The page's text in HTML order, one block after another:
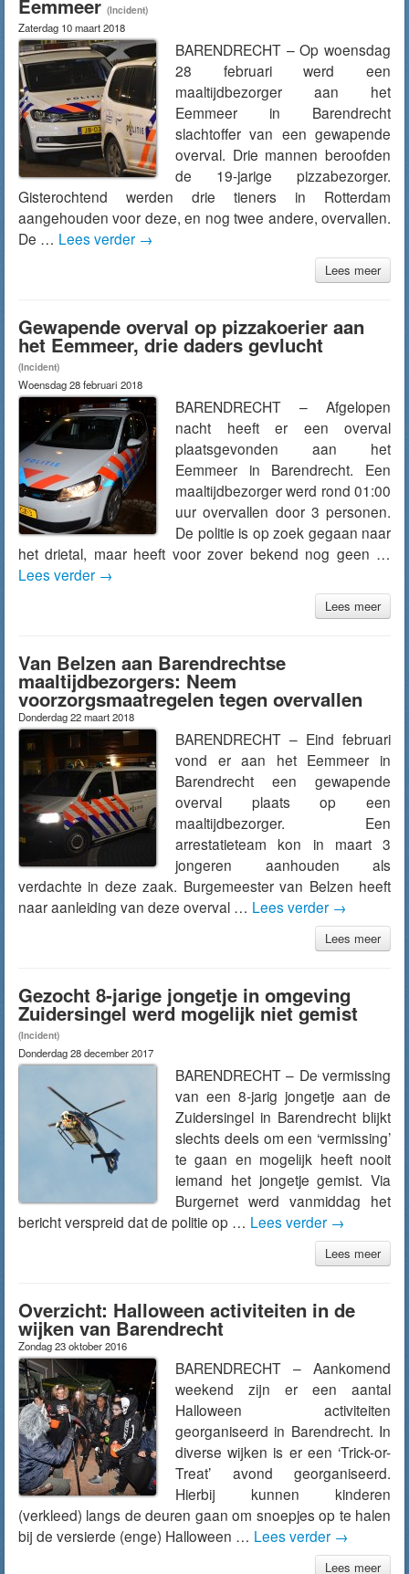
Eemmeer (Incident)
Zaterdag 10 maart 2018
BARENDRECHT – Op woensdag
28 februari werd een
maaltijdbezorger aan het
Eemmeer in Barendrecht
slachtoffer van een gewapende
overval. Drie mannen beroofden
de 19-jarige pizzabezorger.
Gisterochtend werden drie tieners in Rotterdam
aangehouden voor deze, en nog twee andere, overvallen.
De … Lees verder →
Lees meer
Gewapende overval op pizzakoerier aan
het Eemmeer, drie daders gevlucht
(Incident)
Woensdag 28 februari 2018
BARENDRECHT – Afgelopen
nacht heeft er een overval
plaatsgevonden aan het
Eemmeer in Barendrecht. Een
maaltijdbezorger werd rond 01:00
uur overvallen door 3 personen.
De politie is op zoek gegaan naar
het drietal, maar heeft voor zover bekend nog geen …
Lees verder →
Lees meer
Van Belzen aan Barendrechtse
maaltijdbezorgers: Neem
voorzorgsmaatregelen tegen overvallen
Donderdag 22 maart 2018
BARENDRECHT – Eind februari
vond er aan het Eemmeer in
Barendrecht een gewapende
overval plaats op een
maaltijdbezorger. Een
arrestatieteam kon in maart 3
jongeren aanhouden als
verdachte in deze zaak. Burgemeester van Belzen heeft
naar aanleiding van deze overval … Lees verder →
Lees meer
Gezocht 8-jarige jongetje in omgeving
Zuidersingel werd mogelijk niet gemist
(Incident)
Donderdag 28 december 2017
BARENDRECHT – De vermissing
van een 8-jarig jongetje aan de
Zuidersingel in Barendrecht blijkt
slechts deels om een ‘vermissing’
te gaan en mogelijk heeft nooit
iemand het jongetje gemist. Via
Burgernet werd vanmiddag het
bericht verspreid dat de politie op … Lees verder →
Lees meer
Overzicht: Halloween activiteiten in de
wijken van Barendrecht
Zondag 23 oktober 2016
BARENDRECHT – Aankomend
weekend zijn er een aantal
Halloween activiteiten
georganiseerd in Barendrecht. In
diverse wijken is er een ‘Trick-or-
Treat’ avond georganiseerd.
Hierbij kunnen kinderen
(verkleed) langs de deuren gaan om snoepjes op te halen
bij de versierde (enge) Halloween … Lees verder →
Lees meer